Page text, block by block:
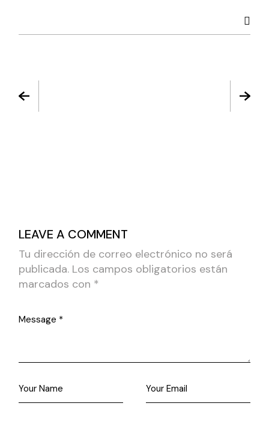
LEAVE A COMMENT
Tu dirección de correo electrónico no será
publicada. Los campos obligatorios están
marcados con *